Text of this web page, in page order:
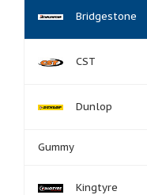
Bridgestone
CST
Dunlop
Gummy
Kingtyre